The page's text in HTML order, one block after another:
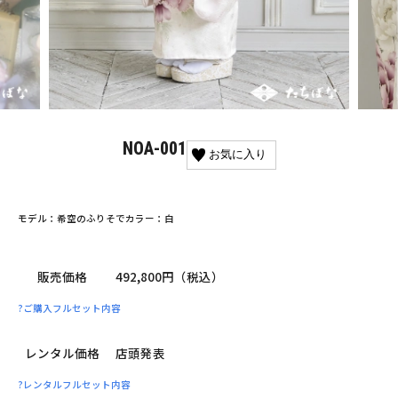
NOA-001 お気に入り
モデル：希空のふりそでカラー：白
販売価格 492,800円（税込）
? ご購入フルセット内容
レンタル価格 店頭発表
? レンタルフルセット内容